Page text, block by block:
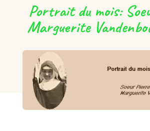
Portrait du mois:
Marguerite